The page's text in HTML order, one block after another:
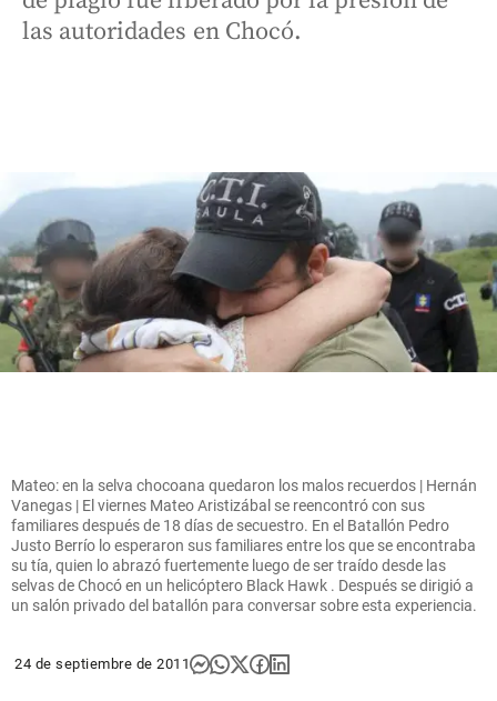
las autoridades en Chocó.
Mateo: en la selva chocoana quedaron los malos recuerdos | Hernán
Vanegas | El viernes Mateo Aristizábal se reencontró con sus
familiares después de 18 días de secuestro. En el Batallón Pedro
Justo Berrío lo esperaron sus familiares entre los que se encontraba
su tía, quien lo abrazó fuertemente luego de ser traído desde las
selvas de Chocó en un helicóptero Black Hawk . Después se dirigió a
un salón privado del batallón para conversar sobre esta experiencia.
24 de septiembre de 2011